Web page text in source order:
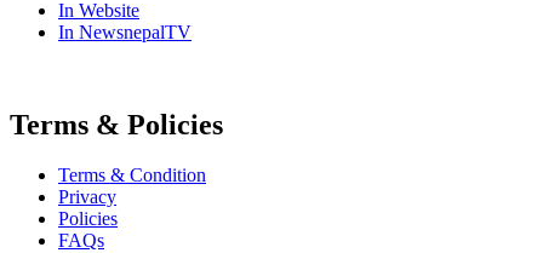
In Website
In NewsnepalTV
Terms & Policies
Terms & Condition
Privacy
Policies
FAQs